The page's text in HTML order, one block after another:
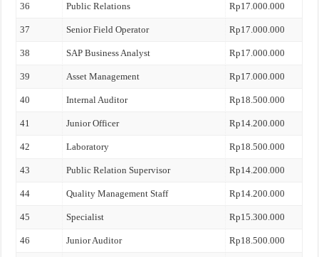
36 Public Relations Rp17.000.000
37 Senior Field Operator Rp17.000.000
38 SAP Business Analyst Rp17.000.000
39 Asset Management Rp17.000.000
40 Internal Auditor Rp18.500.000
41 Junior Officer Rp14.200.000
42 Laboratory Rp18.500.000
43 Public Relation Supervisor Rp14.200.000
44 Quality Management Staff Rp14.200.000
45 Specialist Rp15.300.000
46 Junior Auditor Rp18.500.000